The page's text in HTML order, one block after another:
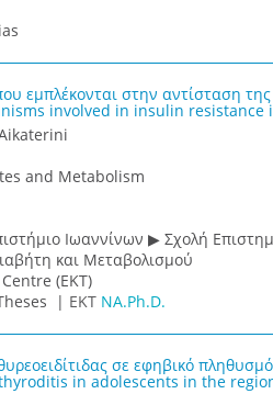
εμπλέκονται στην αντίσταση
involved in insulin
and Metabolism
Ιωαννίνων ▶ Σχολή
και Μεταβολισμού
(EKT)
| ΕΚΤ NA.Ph.D.
σε εφηβικό
in adolescents in the